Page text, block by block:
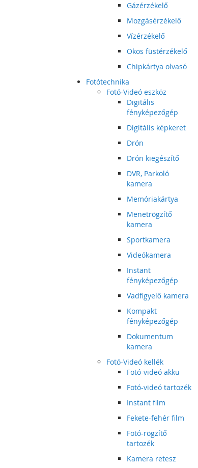
Gázérzékelő
Mozgásérzékelő
Vízérzékelő
Okos füstérzékelő
Chipkártya olvasó
Fotótechnika
Fotó-Videó eszköz
Digitális
fényképezőgép
Digitális képkeret
Drón
Drón kiegészítő
DVR, Parkoló
kamera
Memóriakártya
Menetrögzítő
kamera
Sportkamera
Videókamera
Instant
fényképezőgép
Vadfigyelő kamera
Kompakt
fényképezőgép
Dokumentum
kamera
Fotó-Videó kellék
Fotó-videó akku
Fotó-videó tartozék
Instant film
Fekete-fehér film
Fotó-rögzítő
tartozék
Kamera retesz